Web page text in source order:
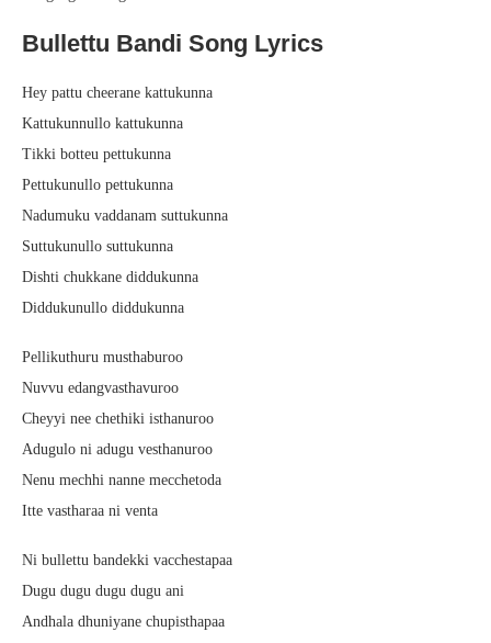
Bullettu Bandi Song Lyrics
Hey pattu cheerane kattukunna
Kattukunnullo kattukunna
Tikki botteu pettukunna
Pettukunullo pettukunna
Nadumuku vaddanam suttukunna
Suttukunullo suttukunna
Dishti chukkane diddukunna
Diddukunullo diddukunna
Pellikuthuru musthaburoo
Nuvvu edangvasthavuroo
Cheyyi nee chethiki isthanuroo
Adugulo ni adugu vesthanuroo
Nenu mechhi nanne mecchetoda
Itte vastharaa ni venta
Ni bullettu bandekki vacchestapaa
Dugu dugu dugu dugu ani
Andhala dhuniyane chupisthapaa